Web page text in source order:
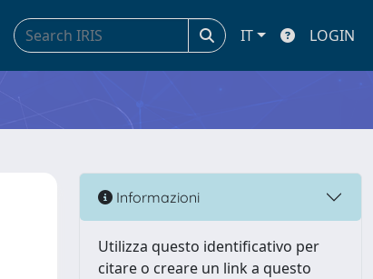
IT LOGIN
Informazioni
Utilizza questo identificativo per
citare o creare un link a questo